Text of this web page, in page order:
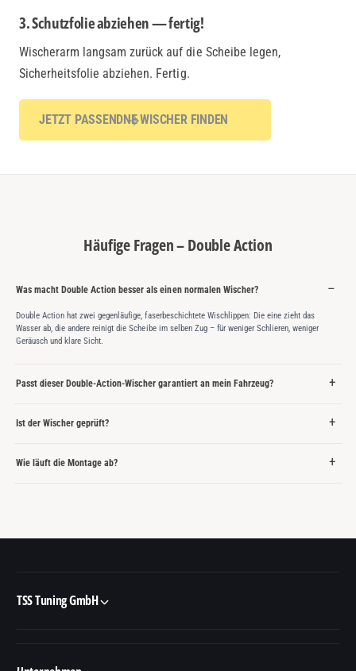
3. Schutzfolie abziehen — fertig!
Wischerarm langsam zurück auf die Scheibe legen,
Sicherheitsfolie abziehen. Fertig.
JETZT PASSENDNE WISCHER FINDEN
Häufige Fragen – Double Action
Was macht Double Action besser als einen normalen Wischer?
Double Action hat zwei gegenläufige, faserbeschichtete Wischlippen: Die eine zieht das
Wasser ab, die andere reinigt die Scheibe im selben Zug – für weniger Schlieren, weniger
Geräusch und klare Sicht.
Passt dieser Double-Action-Wischer garantiert an mein Fahrzeug?
Ist der Wischer geprüft?
Wie läuft die Montage ab?
TSS Tuning GmbH